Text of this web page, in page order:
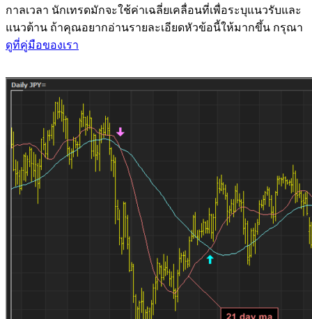
กาลเวลา นักเทรดมักจะใช้ค่าเฉลี่ยเคลื่อนที่เพื่อระบุแนวรับและ
แนวต้าน ถ้าคุณอยากอ่านรายละเอียดหัวข้อนี้ให้มากขึ้น กรุณา
ดูที่คู่มือของเรา